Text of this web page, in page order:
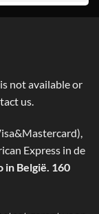
not available or
us.
Express in de
in België. 160